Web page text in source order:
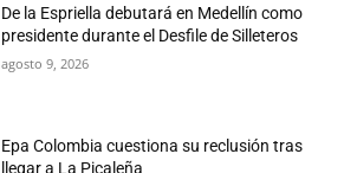
De la Espriella debutará en Medellín como
presidente durante el Desfile de Silleteros
agosto 9, 2026
Epa Colombia cuestiona su reclusión tras
llegar a La Picaleña